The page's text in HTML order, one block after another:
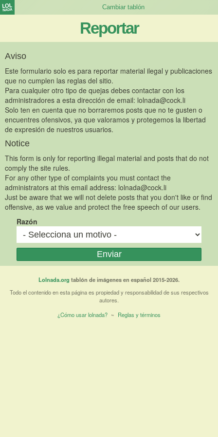
Reportar
Aviso
Este formulario solo es para reportar material ilegal y publicaciones
que no cumplen las reglas del sitio.
Para cualquier otro tipo de quejas debes contactar con los
administradores a esta dirección de email: lolnada@cock.li
Solo ten en cuenta que no borraremos posts que no te gusten o
encuentres ofensivos, ya que valoramos y protegemos la libertad
de expresión de nuestros usuarios.
Notice
This form is only for reporting illegal material and posts that do not
comply the site rules.
For any other type of complaints you must contact the
administrators at this email address: lolnada@cock.li
Just be aware that we will not delete posts that you don't like or find
offensive, as we value and protect the free speech of our users.
Razón
Lolnada.org tablón de imágenes en español 2015-2026.
Todo el contenido en esta página es propiedad y responsabilidad de sus respectivos
autores.
¿Cómo usar lolnada? ~ Reglas y términos